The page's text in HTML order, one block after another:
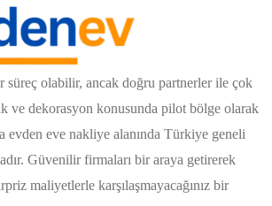
süreç olabilir, ancak doğru partnerler ile çok
ve dekorasyon konusunda pilot bölge olarak
evden eve nakliye alanında Türkiye geneli
Güvenilir firmaları bir araya getirerek
maliyetlerle karşılaşmayacağınız bir